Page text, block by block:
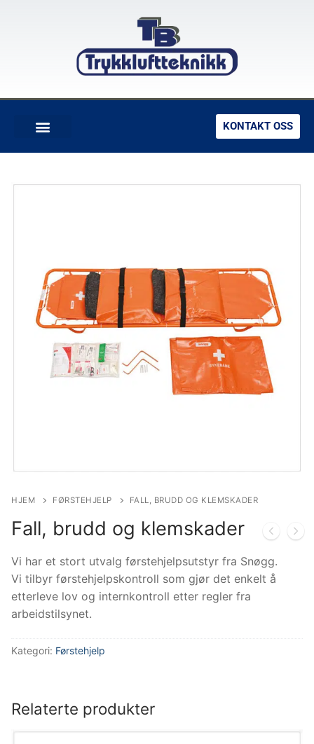
KONTAKT OSS
HJEM FØRSTEHJELP FALL, BRUDD OG KLEMSKADER
Fall, brudd og klemskader
Vi har et stort utvalg førstehjelpsutstyr fra Snøgg.
Vi tilbyr førstehjelpskontroll som gjør det enkelt å
etterleve lov og internkontroll etter regler fra
arbeidstilsynet.
Kategori: Førstehjelp
Relaterte produkter